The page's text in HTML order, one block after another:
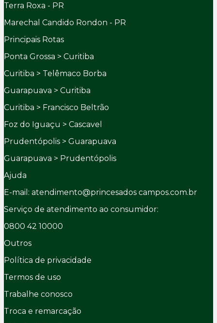
Terra Roxa - PR
Marechal Candido Rondon - PR
Principais Rotas
Ponta Grossa > Curitiba
Curitiba > Telêmaco Borba
Guarapuava > Curitiba
Curitiba > Francisco Beltrão
Foz do Iguaçu > Cascavel
Prudentópolis > Guarapuava
Guarapuava > Prudentópolis
Ajuda
E-mail: atendimento@princesados campos.com.br
Serviço de atendimento ao consumidor:
0800 42 10000
Outros
Política de privacidade
Termos de uso
Trabalhe conosco
Troca e remarcação